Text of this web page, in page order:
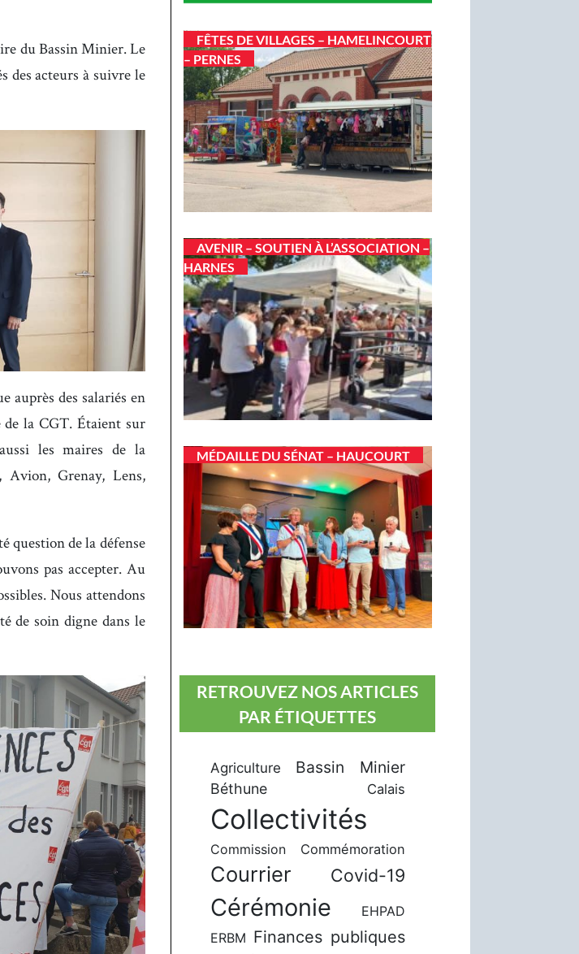
du Bassin Minier. Le
des acteurs à suivre le
auprès des salariés en
de la CGT. Étaient sur
les maires de la
Avion, Grenay, Lens,
question de la défense
pas accepter. Au
Nous attendons
de soin digne dans le
FÊTES DE VILLAGES – HAMELINCOURT
– PERNES
AVENIR – SOUTIEN À L’ASSOCIATION –
HARNES
MÉDAILLE DU SÉNAT – HAUCOURT
RETROUVEZ NOS ARTICLES
PAR ÉTIQUETTES
Agriculture Bassin Minier
Béthune Calais
Collectivités
Commission Commémoration
Courrier Covid-19
Cérémonie
EHPAD
ERBM Finances publiques